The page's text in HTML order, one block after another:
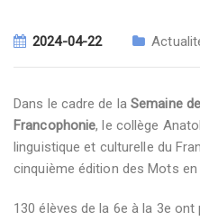
2024-04-22
Dans le cadre de la Semaine
Francophonie, le collège
linguistique et culturelle du
cinquième édition des Mots en
130 élèves de la 6e à la 3e